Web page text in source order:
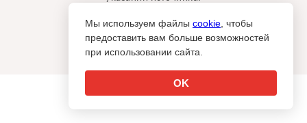
18+
Мы используем файлы cookie , чтобы
предоставить вам больше возможностей
при использовании сайта.
OK